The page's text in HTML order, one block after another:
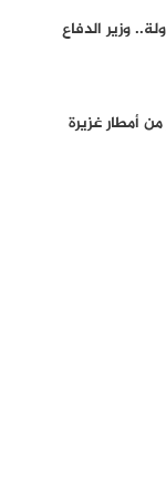
وزير الدفاع
من أمطار غزيرة